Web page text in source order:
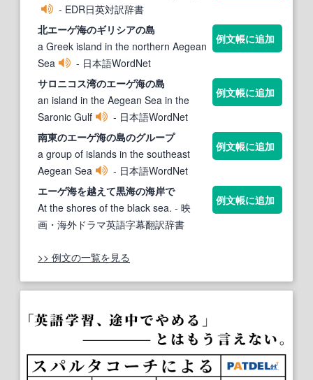
- EDR日英対訳辞書
北エーゲ海のギリシアの島
a Greek island in the northern Aegean
Sea
- 日本語WordNet
例文帳に追加
サロニコス湾のエーゲ海の島
an island in the Aegean Sea in the
Saronic Gulf
- 日本語WordNet
例文帳に追加
南東のエーゲ海の島のグループ
a group of islands in the southeast
Aegean Sea
- 日本語WordNet
例文帳に追加
エーゲ海を越えて黒海の海岸で
At the shores of the black sea. - 映
画・海外ドラマ英語字幕翻訳辞書
例文帳に追加
>> 例文の一覧を見る